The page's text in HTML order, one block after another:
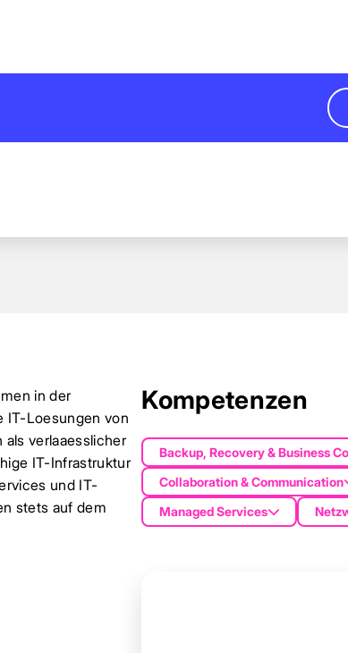
in der
IT-Loesungen von
verlaaesslicher
IT-Infrastruktur
und IT-
stets auf dem
Kompetenzen
Backup, Recovery & Business
Collaboration & Communication
Managed Services